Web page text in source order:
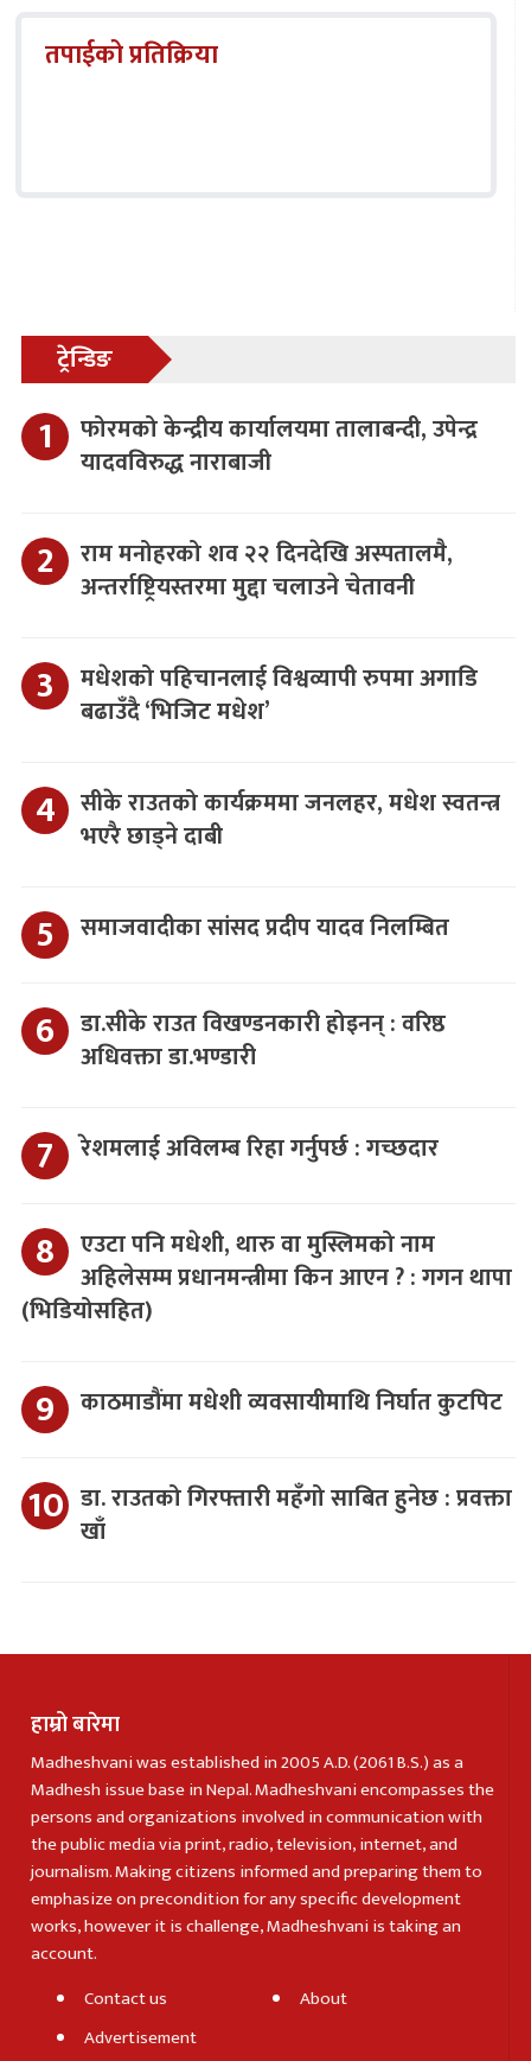
तपाईको प्रतिक्रिया
ट्रेन्डिङ
फोरमको केन्द्रीय कार्यालयमा तालाबन्दी, उपेन्द्र
यादवविरुद्ध नाराबाजी
राम मनोहरको शव २२ दिनदेखि अस्पतालमै,
अन्तर्राष्ट्रियस्तरमा मुद्दा चलाउने चेतावनी
मधेशको पहिचानलाई विश्वव्यापी रुपमा अगाडि
बढाउँदै ‘भिजिट मधेश’
सीके राउतको कार्यक्रममा जनलहर, मधेश स्वतन्त्र
भएरै छाड्ने दाबी
समाजवादीका सांसद प्रदीप यादव निलम्बित
डा.सीके राउत विखण्डनकारी होइनन् : वरिष्ठ
अधिवक्ता डा.भण्डारी
रेशमलाई अविलम्ब रिहा गर्नुपर्छ : गच्छदार
एउटा पनि मधेशी, थारु वा मुस्लिमको नाम
अहिलेसम्म प्रधानमन्त्रीमा किन आएन ? : गगन थापा
(भिडियोसहित)
काठमाडौंमा मधेशी व्यवसायीमाथि निर्घात कुटपिट
डा. राउतको गिरफ्तारी महँगो साबित हुनेछ : प्रवक्ता
खाँ
हाम्रो बारेमा
Madheshvani was established in 2005 A.D. (2061 B.S.) as a
Madhesh issue base in Nepal. Madheshvani encompasses the
persons and organizations involved in communication with
the public media via print, radio, television, internet, and
journalism. Making citizens informed and preparing them to
emphasize on precondition for any specific development
works, however it is challenge, Madheshvani is taking an
account.
Contact us
About
Advertisement